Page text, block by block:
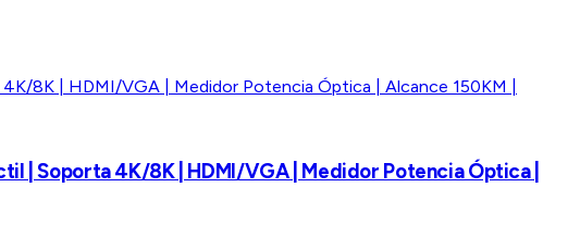
| Soporta 4K/8K | HDMI/VGA | Medidor Potencia Óptica |